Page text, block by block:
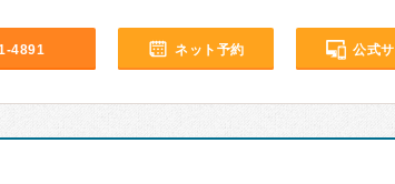
4891 ネット予約 公式